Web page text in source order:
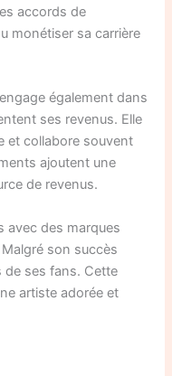
accords de
monétiser sa carrière
également dans
ses revenus. Elle
et collabore souvent
ajoutent une
de revenus.
avec des marques
son succès
de ses fans. Cette
artiste adorée et